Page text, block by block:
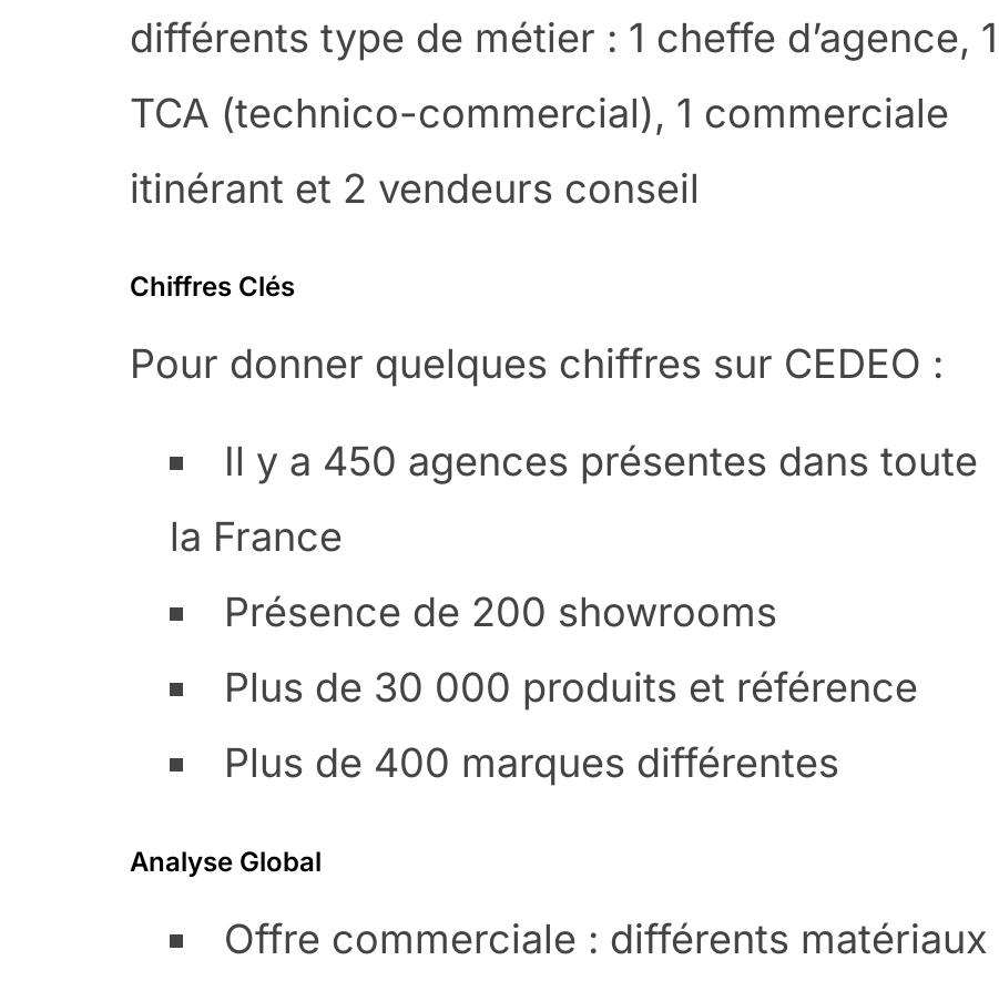
différents type de métier : 1 cheffe d’agence, 1
TCA (technico-commercial), 1 commerciale
itinérant et 2 vendeurs conseil
Chiffres Clés
Pour donner quelques chiffres sur CEDEO :
Il y a 450 agences présentes dans toute
la France
Présence de 200 showrooms
Plus de 30 000 produits et référence
Plus de 400 marques différentes
Analyse Global
Offre commerciale : différents matériaux